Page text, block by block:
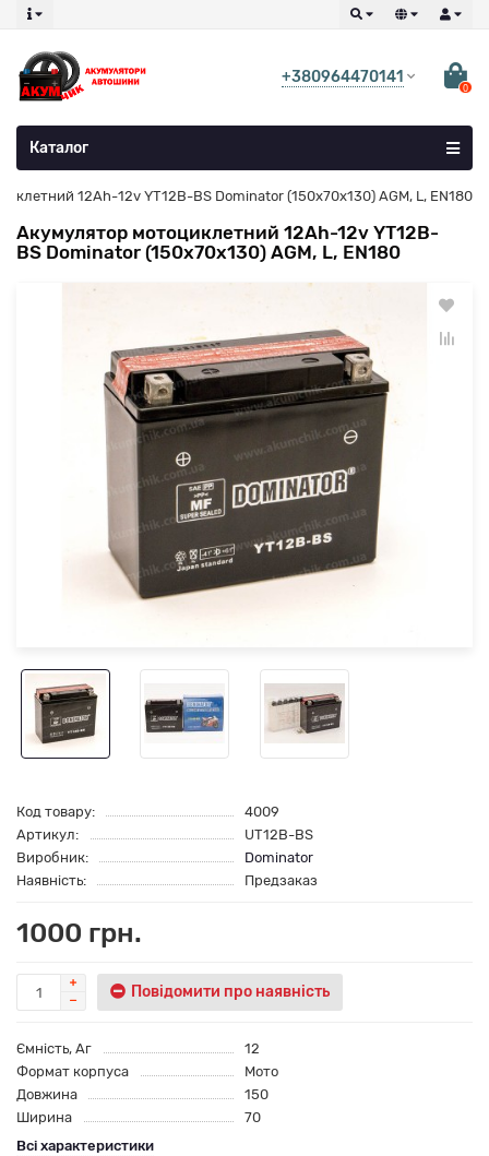
+380964470141
0
Каталог
12Ah-12v YT12B-BS Dominator (150х70х130) AGM, L, EN180
Акумулятор мотоциклетний 12Ah-12v YT12B-
BS Dominator (150х70х130) AGM, L, EN180
Код товару:
4009
Артикул:
UT12B-BS
Виробник:
Dominator
Наявність:
Предзаказ
1000 грн.
Повідомити про наявність
Ємність, Аг
12
Формат корпуса
Мото
Довжина
150
Ширина
70
Всі характеристики